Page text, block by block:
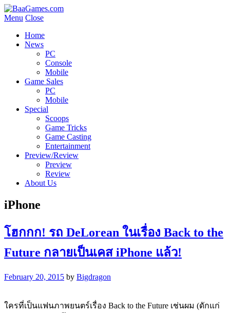
Menu Close
Home
News
PC
Console
Mobile
Game Sales
PC
Mobile
Special
Scoops
Game Tricks
Game Casting
Entertainment
Preview/Review
Preview
Review
About Us
iPhone
โฮกกก! รถ DeLorean ในเรื่อง Back to the
Future กลายเป็นเคส iPhone แล้ว!
February 20, 2015 by Bigdragon
ใครที่เป็นแฟนภาพยนตร์เรื่อง Back to the Future เช่นผม (ดักแก่